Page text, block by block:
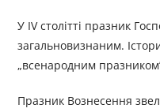
У IV столітті празник
загальновизнаним.
„всенародним
Празник Вознесення